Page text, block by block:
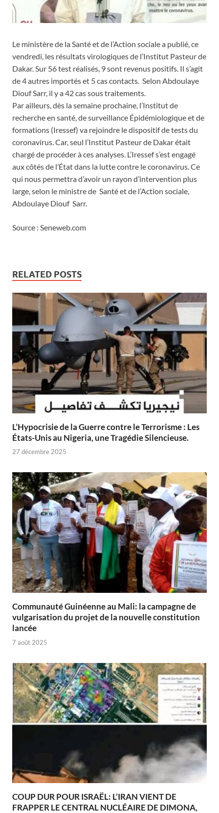
Le ministère de la Santé et de l’Action sociale a publié, ce
vendredi, les résultats virologiques de l’Institut Pasteur de
Dakar. Sur 56 test réalisés, 9 sont revenus positifs. Il s’agit
de 4 autres importés et 5 cas contacts. Selon Abdoulaye
Diouf Sarr, il y a 42 cas sous traitements.
Par ailleurs, dès la semaine prochaine, l’Institut de
recherche en santé, de surveillance Épidémiologique et de
formations (Iressef) va rejoindre le dispositif de tests du
coronavirus. Car, seul l’Institut Pasteur de Dakar était
chargé de procéder à ces analyses. L’Iressef s’est engagé
aux côtés de l’État dans la lutte contre le coronavirus. Ce
qui nous permettra d’avoir un rayon d’intervention plus
large, selon le ministre de Santé et de l’Action sociale,
Abdoulaye Diouf Sarr.
Source : Seneweb.com
RELATED POSTS
L’Hypocrisie de la Guerre contre le Terrorisme : Les
États-Unis au Nigeria, une Tragédie Silencieuse.
27 décembre 2025
Communauté Guinéenne au Mali: la campagne de
vulgarisation du projet de la nouvelle constitution
lancée
7 août 2025
COUP DUR POUR ISRAËL: L’IRAN VIENT DE
FRAPPER LE CENTRAL NUCLÉAIRE DE DIMONA,